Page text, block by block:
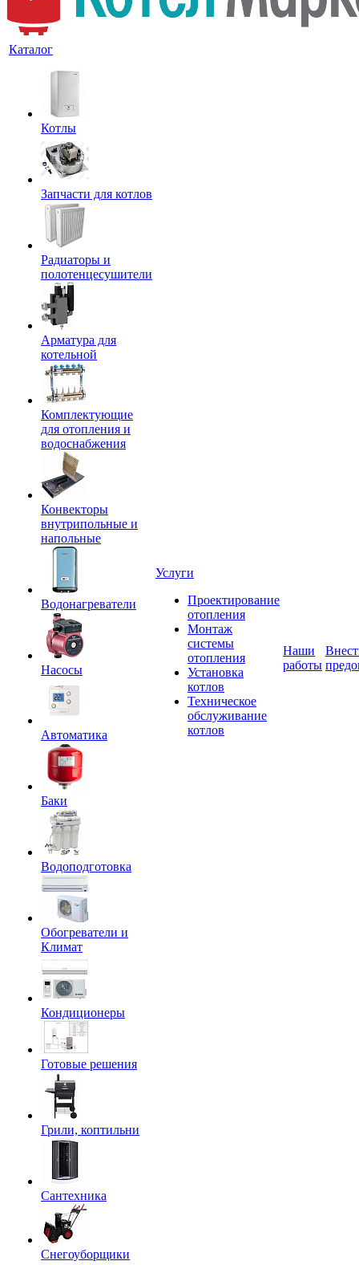
Каталог
Котлы
Запчасти для котлов
Радиаторы и
полотенцесушители
Арматура для
котельной
Комплектующие
для отопления и
водоснабжения
Конвекторы
внутрипольные и
напольные
Водонагреватели
Насосы
Автоматика
Баки
Водоподготовка
Обогреватели и
Климат
Кондиционеры
Готовые решения
Грили, коптильни
Сантехника
Снегоуборщики
Услуги
Проектирование
отопления
Монтаж
системы
отопления
Установка
котлов
Техническое
обслуживание
котлов
Наши
работы